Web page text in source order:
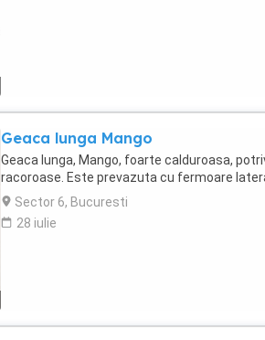
Geaca lunga Mango
Geaca lunga, Mango, foarte calduroasa,
racoroase. Este prevazuta cu fermoare
Sector 6, Bucuresti
28 iulie